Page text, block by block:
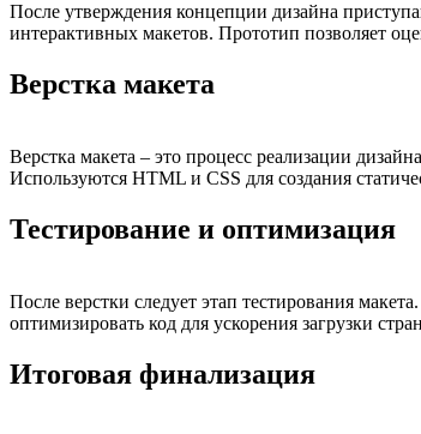
После утверждения концепции дизайна
интерактивных макетов. Прототип позволяет
Верстка макета
Верстка макета – это процесс реализации
Используются HTML и CSS для создания
Тестирование и оптимизация
После верстки следует этап тестирования
оптимизировать код для ускорения загрузки
Итоговая финализация